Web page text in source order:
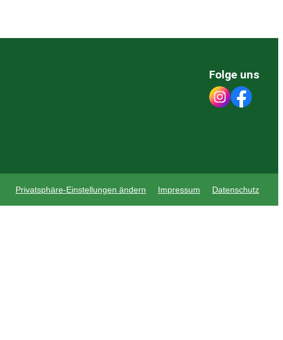
Folge uns
Privatsphäre-Einstellungen ändern Impressum Datenschutz